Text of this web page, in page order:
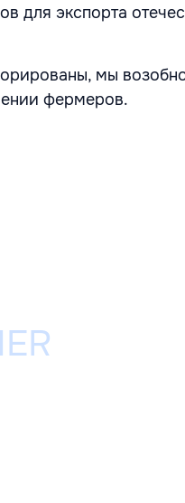
для экспорта
мы
фермеров.